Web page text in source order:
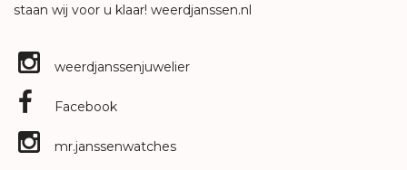
staan wij voor u klaar! weerdjanssen.nl
weerdjanssenjuwelier
Facebook
mr.janssenwatches